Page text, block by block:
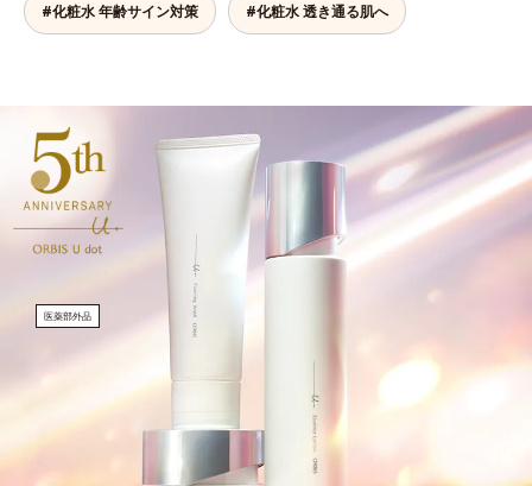
#化粧水 年齢サイン対策 #化粧水 透き通る肌へ
医薬部外品